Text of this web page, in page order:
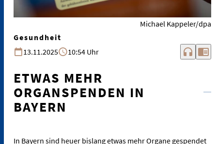
Michael Kappeler/dpa
Gesundheit
13.11.2025
10:54 Uhr headphones chrome_reader_mode
ETWAS MEHR
ORGANSPENDEN IN
BAYERN
In Bayern sind heuer bislang etwas mehr Organe gespendet